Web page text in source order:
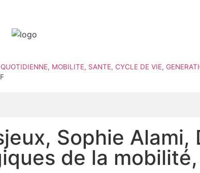
MOBILITE, SANTE, CYCLE DE VIE,
Sophie
de la mobilité,